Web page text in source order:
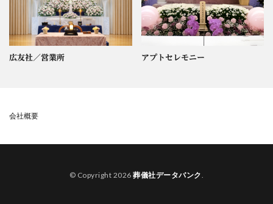
広友社／営業所 アプトセレモニー
会社概要
© Copyright 2026葬儀社データバンク.